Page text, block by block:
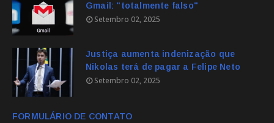
Gmail: "totalmente falso"
Setembro 02, 2025
Justiça aumenta indenização que
Nikolas terá de pagar a Felipe Neto
Setembro 02, 2025
FORMULÁRIO DE CONTATO